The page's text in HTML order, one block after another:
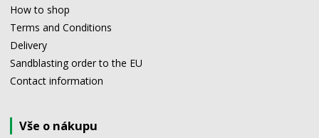
How to shop
Terms and Conditions
Delivery
Sandblasting order to the EU
Contact information
Vše o nákupu